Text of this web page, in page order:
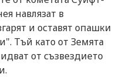
навлязат в
и оставят опашки
Тъй като от Земята
от съзвездието